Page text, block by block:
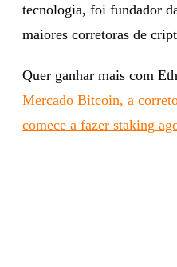
tecnologia, foi fundador
maiores corretoras de
Quer ganhar mais com
Mercado Bitcoin, a
comece a fazer staking